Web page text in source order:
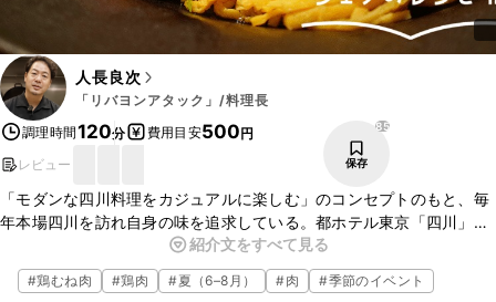
人長良次
「リバヨンアタック」/料理長
調理時間120分 費用目安500円
レビュー
85
保存
「モダンな四川料理をカジュアルに楽しむ」のコンセプトのもと、毎
年本場四川を訪れ自身の味を追求している。都ホテル東京「四川」で
キャリアをスタートし、虎ノ門「頤和園」副料理長を経て、東京・日
本橋「リバヨンアタック」の料理長を務める、人長良次シェフに教え
ていただいたレシピ、冷やし中華のご紹介です。本格的な冷やし中華
紹介文をすべて見る
#鶏むね肉 #鶏肉 #夏（6–8月） #肉 #季節のイベント